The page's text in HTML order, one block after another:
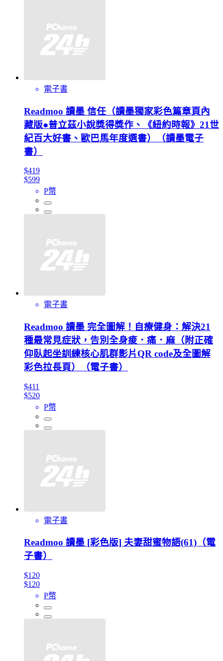
電子書
Readmoo 讀墨 信任（讀墨獨家彩色篇章頁內
藏版●普立茲小說獎得獎作、《紐約時報》21世
紀百大好書、歐巴馬年度選書）（讀墨電子
書）
$419
$599
P幣
電子書
Readmoo 讀墨 完全圖解！自療健身：解決21
種最常見症狀，告別全身痠．痛．麻（附正確
仰臥起坐訓練核心肌群影片QR code及全圖解
彩色拉長頁）（電子書）
$411
$520
P幣
電子書
Readmoo 讀墨 [彩色版] 夫妻甜蜜物語(61)（電
子書）
$120
$120
P幣